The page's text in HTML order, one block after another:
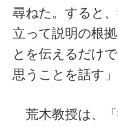
尋ねた。すると
立って説明の根
とを伝えるだけ
思うことを話す
荒木教授は、「